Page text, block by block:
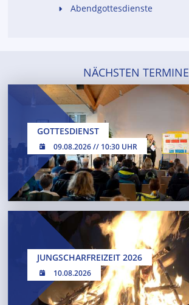
Abendgottesdienste
NÄCHSTEN TERMINE
GOTTESDIENST
09.08.2026 // 10:30 UHR
JUNGSCHARFREIZEIT 2026
10.08.2026